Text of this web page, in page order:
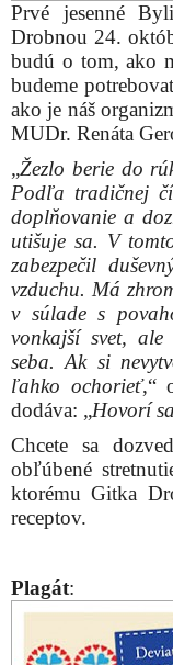
Prvé jesenné
Drobnou 24.
budú o tom, ako
budeme
ako je náš
MUDr. Renáta
„Žezlo berie do
Podľa tradičnej
doplňovanie a
utišuje sa. V
zabezpečil
vzduchu. Má
v súlade s
vonkajší svet,
seba. Ak si
ľahko ochorieť,“
dodáva: „Hovorí
Chcete sa
obľúbené
ktorému Gitka
receptov.
Plagát: